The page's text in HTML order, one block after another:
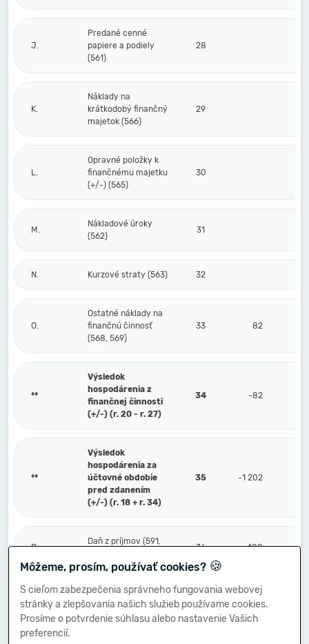
J.
Predané cenné
papiere a podiely
(561)
28
K.
Náklady na
krátkodobý finančný
majetok (566)
29
L.
Opravné položky k
finančnému majetku
(+/-) (565)
30
M.
Nákladové úroky
(562)
31
N. Kurzové straty (563) 32
O.
Ostatné náklady na
finančnú činnosť
(568, 569)
33 82
**
Výsledok
hospodárenia z
finančnej činnosti
(+/-) (r. 20 - r. 27)
34 -82
**
Výsledok
hospodárenia za
účtovné obdobie
pred zdanením
(+/-) (r. 18 + r. 34)
35 -1 202
P.
Daň z príjmov (591,
36 480
Q.
Prevod podielov na
výsledku
hospodárenia
37
Môžeme, prosím, používať cookies? 🍪
S cieľom zabezpečenia správneho fungovania webovej
stránky a zlepšovania našich služieb používame cookies.
Prosíme o potvrdenie súhlasu alebo nastavenie Vašich
preferencií.